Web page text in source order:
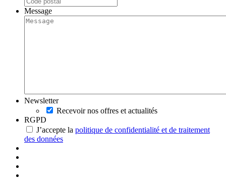
Message
Newsletter
Recevoir nos offres et actualités
RGPD
J’accepte la politique de confidentialité et de traitement
des données